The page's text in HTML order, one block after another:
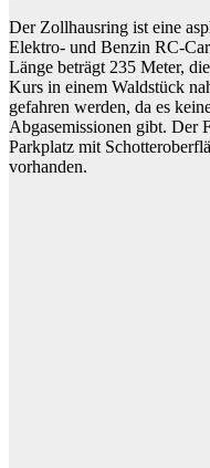
Der Zollhausring ist eine
Elektro- und Benzin RC-
Länge beträgt 235 Meter,
Kurs in einem Waldstück
gefahren werden, da es
Abgasemissionen gibt. Der
Parkplatz mit
vorhanden.